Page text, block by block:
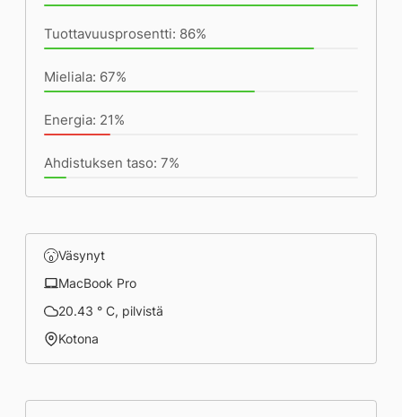
Tuottavuusprosentti: 86%
Mieliala: 67%
Energia: 21%
Ahdistuksen taso: 7%
Väsynyt
MacBook Pro
20.43 ° C, pilvistä
Kotona